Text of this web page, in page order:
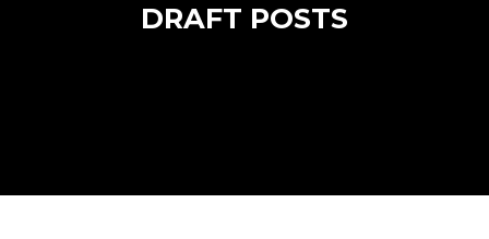
DRAFT POSTS